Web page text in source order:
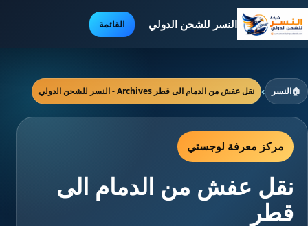
النسر للشحن الدولي القائمة
🏠النسر › نقل عفش من الدمام الى قطر Archives - النسر للشحن الدولي
مركز معرفة لوجستي
نقل عفش من الدمام الى
قطر